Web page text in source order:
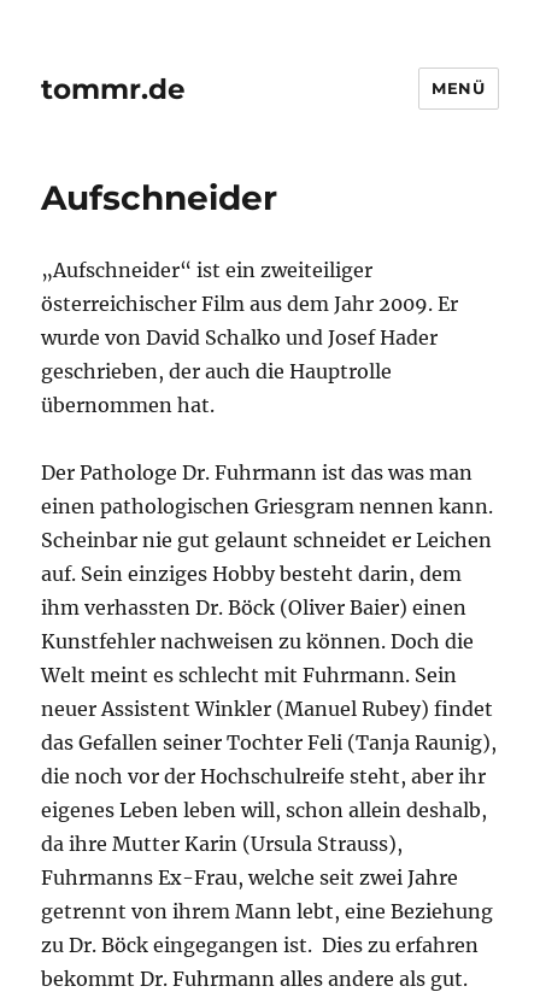
tommr.de MENÜ
Aufschneider
„Aufschneider“ ist ein zweiteiliger
österreichischer Film aus dem Jahr 2009. Er
wurde von David Schalko und Josef Hader
geschrieben, der auch die Hauptrolle
übernommen hat.
Der Pathologe Dr. Fuhrmann ist das was man
einen pathologischen Griesgram nennen kann.
Scheinbar nie gut gelaunt schneidet er Leichen
auf. Sein einziges Hobby besteht darin, dem
ihm verhassten Dr. Böck (Oliver Baier) einen
Kunstfehler nachweisen zu können. Doch die
Welt meint es schlecht mit Fuhrmann. Sein
neuer Assistent Winkler (Manuel Rubey) findet
das Gefallen seiner Tochter Feli (Tanja Raunig),
die noch vor der Hochschulreife steht, aber ihr
eigenes Leben leben will, schon allein deshalb,
da ihre Mutter Karin (Ursula Strauss),
Fuhrmanns Ex-Frau, welche seit zwei Jahre
getrennt von ihrem Mann lebt, eine Beziehung
zu Dr. Böck eingegangen ist. Dies zu erfahren
bekommt Dr. Fuhrmann alles andere als gut.